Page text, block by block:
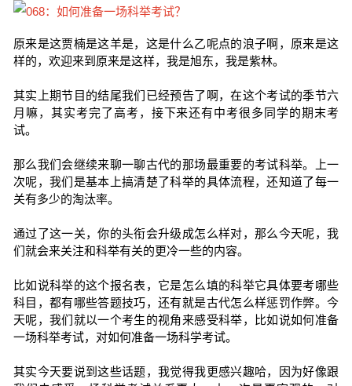
原来是这贾楠是这羊是，这是什么乙呢点的浪子啊，原来是这
样的，欢迎来到原来是这样，我是旭东，我是紫林。
其实上期节目的结尾我们已经预告了啊，在这个考试的季节六
月嘛，其实考完了高考，接下来还有中考很多同学的期末考
试。
那么我们会继续来聊一聊古代的那场最重要的考试科举。上一
次呢，我们是基本上搞清楚了科举的具体流程，还知道了每一
关有多少的淘汰率。
通过了这一关，你的头衔会升级成怎么样对，那么今天呢，我
们就会来关注和科举有关的更冷一些的内容。
比如说科举的这个报名表，它是怎么填的科举它具体要考哪些
科目，都有哪些答题技巧，还有就是古代怎么样惩罚作弊。今
天呢，我们就以一个考生的视角来感受科举，比如说如何准备
一场科举考试，对如何准备一场科学考试。
其实今天要说到这些话题，我觉得我更感兴趣哈，因为好像跟